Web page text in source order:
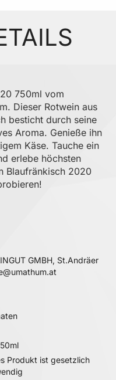
750ml vom
Dieser Rotwein aus
besticht durch seine
Aroma. Genieße ihn
Käse. Tauche ein
erlebe höchsten
Blaufränkisch 2020
GMBH, St.Andräer
Produkt ist gesetzlich